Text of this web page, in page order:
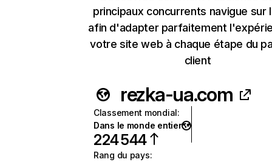
principaux concurrents navigue sur
afin d'adapter parfaitement
votre site web à chaque étape du
client
rezka-ua.com
Classement mondial:
Dans le monde entier
224 544
Rang du pays: